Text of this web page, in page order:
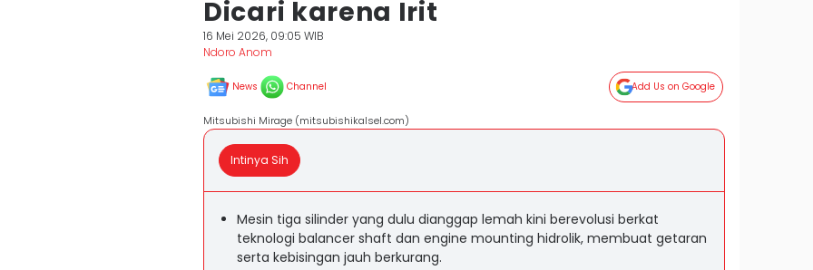
Dicari karena Irit
16 Mei 2026, 09:05 WIB
Ndoro Anom
News Channel Add Us on Google
Mitsubishi Mirage (mitsubishikalsel.com)
Intinya Sih
Mesin tiga silinder yang dulu dianggap lemah kini berevolusi berkat
teknologi balancer shaft dan engine mounting hidrolik, membuat getaran
serta kebisingan jauh berkurang.